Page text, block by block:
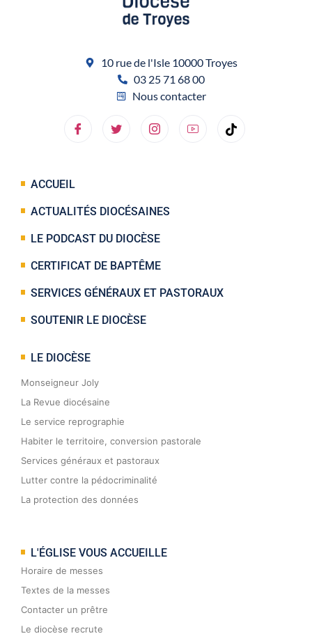
10 rue de l'Isle 10000 Troyes
03 25 71 68 00
Nous contacter
ACCUEIL
ACTUALITÉS DIOCÉSAINES
LE PODCAST DU DIOCÈSE
CERTIFICAT DE BAPTÊME
SERVICES GÉNÉRAUX ET PASTORAUX
SOUTENIR LE DIOCÈSE
LE DIOCÈSE
Monseigneur Joly
La Revue diocésaine
Le service reprographie
Habiter le territoire, conversion pastorale
Services généraux et pastoraux
Lutter contre la pédocriminalité
La protection des données
L'ÉGLISE VOUS ACCUEILLE
Horaire de messes
Textes de la messes
Contacter un prêtre
Le diocèse recrute